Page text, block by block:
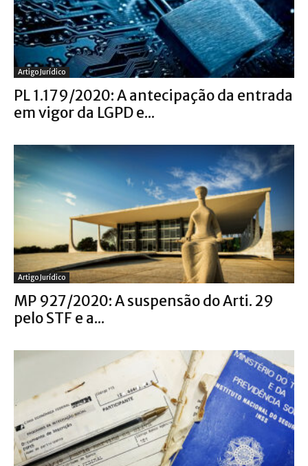
Artigo Jurídico
PL 1.179/2020: A antecipação da entrada
em vigor da LGPD e...
Artigo Jurídico
MP 927/2020: A suspensão do Arti. 29
pelo STF e a...